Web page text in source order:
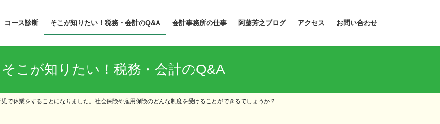
コース診断 そこが知りたい！税務・会計のQ&A 会計事務所の仕事 阿藤芳之ブログ アクセス お問い合わせ
そこが知りたい！税務・会計のQ&A
で休業をすることになりました。社会保険や雇用保険のどんな制度を受けることができるでしょうか？